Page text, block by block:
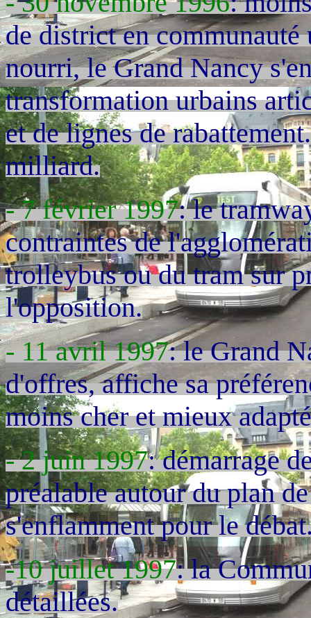
de district en communauté
nourri, le Grand Nancy
transformation urbains
et de lignes de
milliard.
- 7 février 1997: le
contraintes de
trolleybus ou du tram sur
l'opposition.
- 11 avril 1997: le Grand
d'offres, affiche sa
moins cher et mieux
- 2 juin 1997: démarrage
préalable autour du plan
s'enflamment pour le
-10 juillet 1997: la
détaillées.